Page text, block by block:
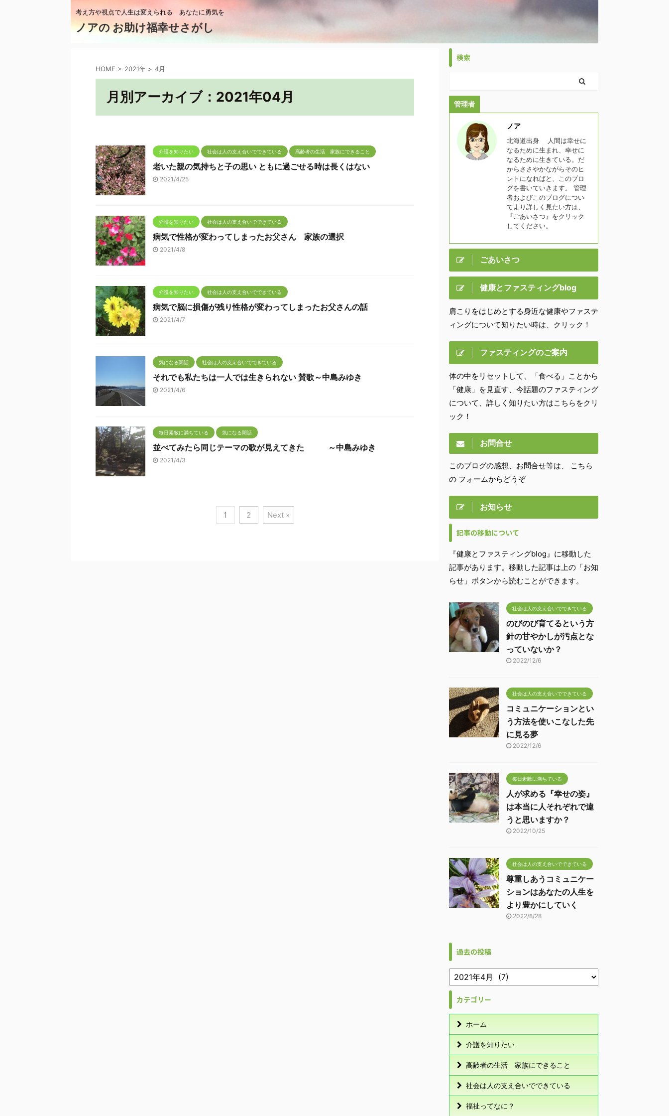
考え方や視点で人生は変えられる あなたに勇気を
ノアの お助け福幸せさがし
HOME > 2021年 > 4月
月別アーカイブ：2021年04月
介護を知りたい 社会は人の支え合いでできている 高齢者の生活 家族にできること
老いた親の気持ちと子の思い ともに過ごせる時は長くはない
2021/4/25
介護を知りたい 社会は人の支え合いでできている
病気で性格が変わってしまったお父さん 家族の選択
2021/4/8
介護を知りたい 社会は人の支え合いでできている
病気で脳に損傷が残り性格が変わってしまったお父さんの話
2021/4/7
気になる閑話 社会は人の支え合いでできている
それでも私たちは一人では生きられない 賛歌～中島みゆき
2021/4/6
毎日素敵に満ちている 気になる閑話
並べてみたら同じテーマの歌が見えてきた ～中島みゆき
2021/4/3
1 2 Next »
検索
管理者
ノア
北海道出身 人間は幸せに
なるために生まれ、幸せに
なるために生きている。だ
からささやかながらそのヒ
ントになればと、このブロ
グを書いていきます。 管理
者およびこのブログについ
てより詳しく見たい方は、
『ごあいさつ』をクリック
してください。
ごあいさつ
健康とファスティングblog
肩こりをはじめとする身近な健康やファステ
ィングについて知りたい時は、クリック！
ファスティングのご案内
体の中をリセットして、「食べる」ことから
「健康」を見直す、今話題のファスティング
について、詳しく知りたい方はこちらをクリ
ック！
お問合せ
このブログの感想、お問合せ等は、 こちら
の フォームからどうぞ
お知らせ
記事の移動について
『健康とファスティングblog』に移動した
記事があります。移動した記事は上の「お知
らせ」ボタンから読むことができます。
社会は人の支え合いでできている
のびのび育てるという方
針の甘やかしが汚点とな
っていないか？
2022/12/6
社会は人の支え合いでできている
コミュニケーションとい
う方法を使いこなした先
に見る夢
2022/12/6
毎日素敵に満ちている
人が求める『幸せの姿』
は本当に人それぞれで違
うと思いますか？
2022/10/25
社会は人の支え合いでできている
尊重しあうコミュニケー
ションはあなたの人生を
より豊かにしていく
2022/8/28
過去の投稿
カテゴリー
ホーム
介護を知りたい
高齢者の生活 家族にできること
社会は人の支え合いでできている
福祉ってなに？